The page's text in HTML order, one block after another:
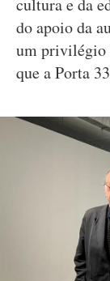
cultura e da
do apoio da
um privilégio
que a Porta